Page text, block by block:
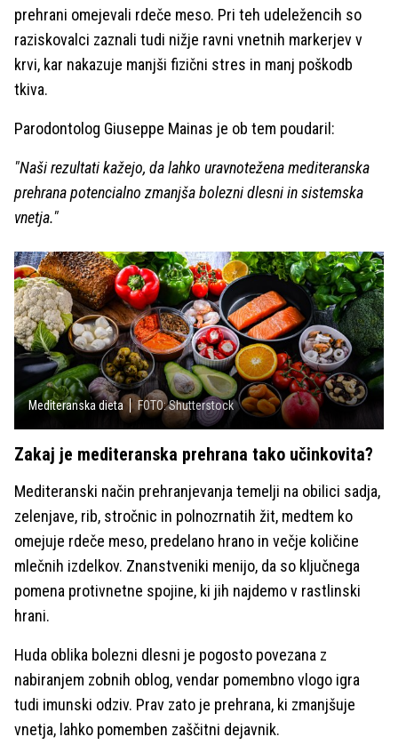
prehrani omejevali rdeče meso. Pri teh udeležencih so
raziskovalci zaznali tudi nižje ravni vnetnih markerjev v
krvi, kar nakazuje manjši fizični stres in manj poškodb
tkiva.
Parodontolog Giuseppe Mainas je ob tem poudaril:
"Naši rezultati kažejo, da lahko uravnotežena mediteranska
prehrana potencialno zmanjša bolezni dlesni in sistemska
vnetja."
Mediteranska dieta FOTO: Shutterstock
Zakaj je mediteranska prehrana tako učinkovita?
Mediteranski način prehranjevanja temelji na obilici sadja,
zelenjave, rib, stročnic in polnozrnatih žit, medtem ko
omejuje rdeče meso, predelano hrano in večje količine
mlečnih izdelkov. Znanstveniki menijo, da so ključnega
pomena protivnetne spojine, ki jih najdemo v rastlinski
hrani.
Huda oblika bolezni dlesni je pogosto povezana z
nabiranjem zobnih oblog, vendar pomembno vlogo igra
tudi imunski odziv. Prav zato je prehrana, ki zmanjšuje
vnetja, lahko pomemben zaščitni dejavnik.